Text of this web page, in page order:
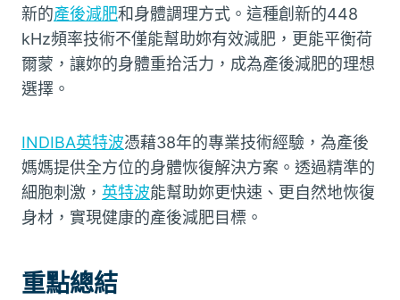
新的產後減肥和身體調理方式。這種創新的448
kHz頻率技術不僅能幫助妳有效減肥，更能平衡荷
爾蒙，讓妳的身體重拾活力，成為產後減肥的理想
選擇。
INDIBA英特波憑藉38年的專業技術經驗，為產後
媽媽提供全方位的身體恢復解決方案。透過精準的
細胞刺激， 英特波能幫助妳更快速、更自然地恢復
身材，實現健康的產後減肥目標。
重點總結